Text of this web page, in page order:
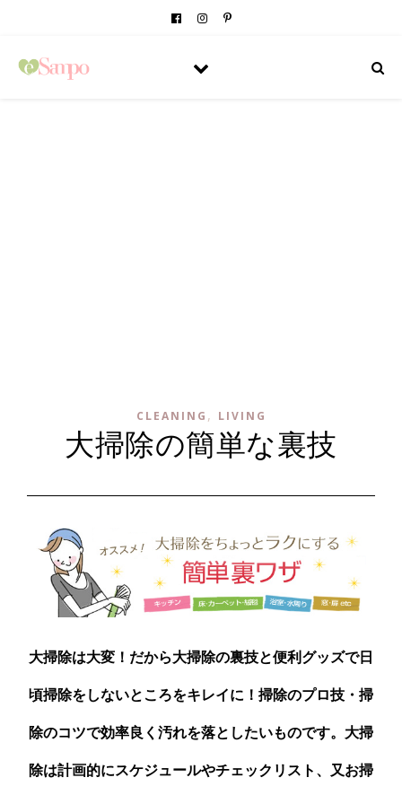
CLEANING , LIVING
大掃除の簡単な裏技
大掃除は大変！だから大掃除の裏技と便利グッズで日
頃掃除をしないところをキレイに！掃除のプロ技・掃
除のコツで効率良く汚れを落としたいものです。大掃
除は計画的にスケジュールやチェックリスト、又お掃